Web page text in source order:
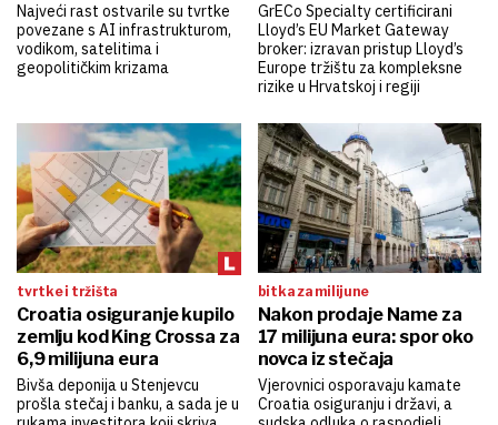
Najveći rast ostvarile su tvrtke
povezane s AI infrastrukturom,
vodikom, satelitima i
geopolitičkim krizama
GrECo Specialty certificirani
Lloyd’s EU Market Gateway
broker: izravan pristup Lloyd’s
Europe tržištu za kompleksne
rizike u Hrvatskoj i regiji
tvrtke i tržišta
Croatia osiguranje kupilo
zemlju kod King Crossa za
6,9 milijuna eura
Bivša deponija u Stenjevcu
prošla stečaj i banku, a sada je u
bitka za milijune
Nakon prodaje Name za
17 milijuna eura: spor oko
novca iz stečaja
Vjerovnici osporavaju kamate
Croatia osiguranju i državi, a